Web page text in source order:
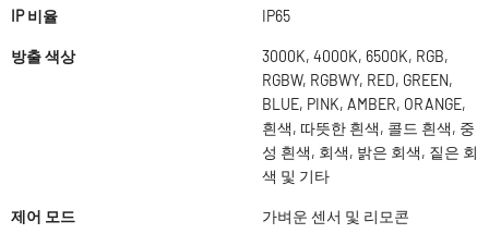
IP 비율 IP65
방출 색상
3000K, 4000K, 6500K, RGB,
RGBW, RGBWY, RED, GREEN,
BLUE, PINK, AMBER, ORANGE,
흰색, 따뜻한 흰색, 콜드 흰색, 중
성 흰색, 회색, 밝은 회색, 짙은 회
색 및 기타
제어 모드 가벼운 센서 및 리모콘